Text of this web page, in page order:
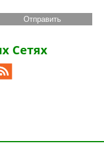
Сетях